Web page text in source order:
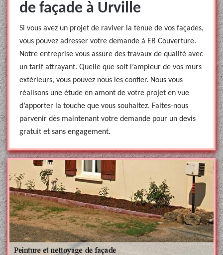
de façade à Urville
Si vous avez un projet de raviver la tenue de vos façades,
vous pouvez adresser votre demande à EB Couverture.
Notre entreprise vous assure des travaux de qualité avec
un tarif attrayant. Quelle que soit l’ampleur de vos murs
extérieurs, vous pouvez nous les confier. Nous vous
réalisons une étude en amont de votre projet en vue
d’apporter la touche que vous souhaitez. Faites-nous
parvenir dès maintenant votre demande pour un devis
gratuit et sans engagement.